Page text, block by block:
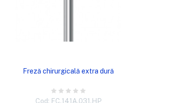
Freză chirurgicală extra dură
Cod: FC.141A.031.HP